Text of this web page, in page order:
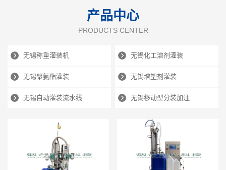
产品中心
PRODUCTS CENTER
无锡称重灌装机 无锡化工溶剂灌装
无锡聚氨酯灌装 无锡增塑剂灌装
无锡自动灌装流水线 无锡移动型分装加注